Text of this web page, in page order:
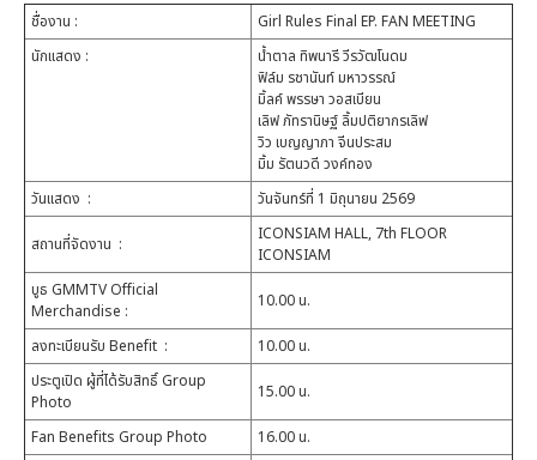
ชื่องาน :
Girl Rules Final EP. FAN MEETING
นักแสดง :
น้ำตาล ทิพนารี วีรวัฒโนดม
ฟิล์ม รชานันท์ มหาวรรณ์
มิ้ลค์ พรรษา วอสเบียน
เลิฟ ภัทรานิษฐ์ ลิ้มปติยากรเลิฟ
วิว เบญญาภา จีนประสม
มิ้ม รัตนวดี วงค์ทอง
วันแสดง : วันจันทร์ที่ 1 มิถุนายน 2569
สถานที่จัดงาน :
ICONSIAM HALL, 7th FLOOR
ICONSIAM
บูธ GMMTV Official
Merchandise : 10.00 น.
ลงทะเบียนรับ Benefit :
10.00 น.
ประตูเปิด ผู้ที่ได้รับสิทธิ์ Group
Photo
15.00 น.
Fan Benefits Group Photo
16.00 น.